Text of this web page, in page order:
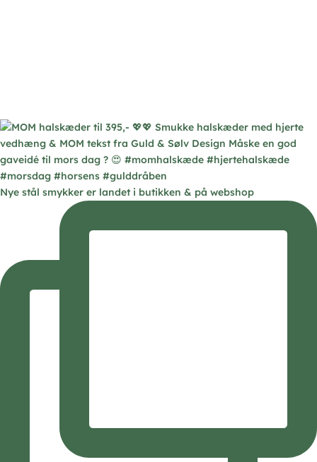
Nye stål smykker er landet i butikken & på webshop